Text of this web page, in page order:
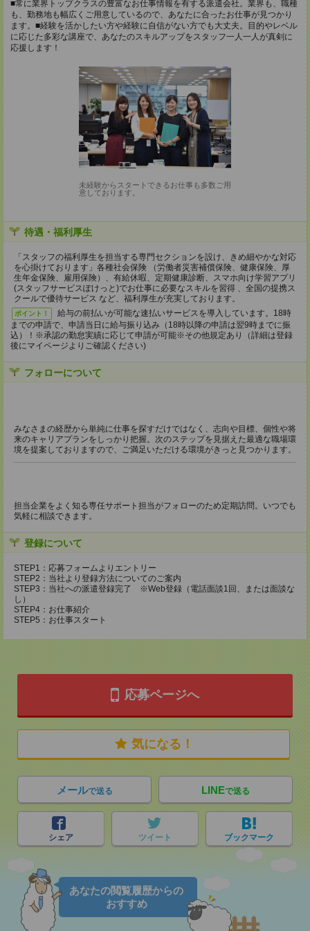
■常に業界トップクラスの豊富なお仕事情報を有する派遣会社。業界も、職種
も、勤務地も幅広くご用意しているので、あなたに合ったお仕事が見つかり
ます。■経験を活かしたい方や経験に自信がない方でも大丈夫。目的やレベル
に応じた多彩な講座で、あなたのスキルアップをスタッフ一人一人が真剣に
応援します！
未経験からスタートできるお仕事も多数ご用
意しております。
待遇・福利厚生
「スタッフの福利厚生を担当する専門セクションを設け、きめ細やかな対応
を心掛けております」各種社会保険 （労働者災害補償保険、健康保険、厚
生年金保険、雇用保険）、有給休暇、定期健康診断、スマホ向け学習アプリ
(スタッフサービスぽけっと)でお仕事に必要なスキルを習得 、全国の提携ス
クールで優待サービス など、福利厚生が充実しております。
ポイント！
給与の前払いが可能な速払いサービスを導入しています。18時
までの申請で、申請当日に給与振り込み（18時以降の申請は翌9時までに振
込）！※承認の勤怠実績に応じて申請が可能※その他規定あり（詳細は登録
後にマイページよりご確認ください)
フォローについて
みなさまの経歴から単純に仕事を探すだけではなく、志向や目標、個性や将
来のキャリアプランをしっかり把握。次のステップを見据えた最適な職場環
境を提案しておりますので、ご満足いただける環境がきっと見つかります。
担当企業をよく知る専任サポート担当がフォローのため定期訪問。いつでも
気軽に相談できます。
登録について
STEP1：応募フォームよりエントリー
STEP2：当社より登録方法についてのご案内
STEP3：当社への派遣登録完了 ※Web登録（電話面談1回、または面談な
し）
STEP4：お仕事紹介
STEP5：お仕事スタート
応募ページへ
気になる！
メールで送る LINEで送る
シェア ツイート ブックマーク
あなたの閲覧履歴からの
おすすめ